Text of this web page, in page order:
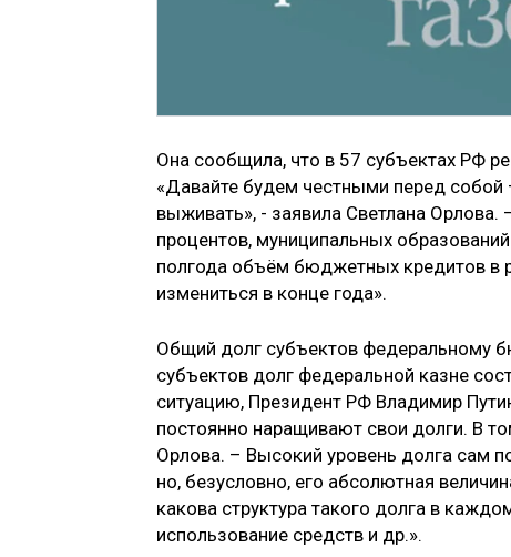
Она сообщила, что в 57 субъектах РФ
«Давайте будем честными перед собой
выживать», - заявила Светлана
процентов, муниципальных
полгода объём бюджетных кредитов в
измениться в конце года».
Общий долг субъектов федеральному
субъектов долг федеральной казне
ситуацию, Президент РФ Владимир
постоянно наращивают свои долги. В
Орлова. – Высокий уровень долга сам
но, безусловно, его абсолютная
какова структура такого долга в
использование средств и др.».